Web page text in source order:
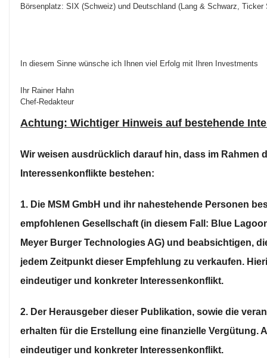
Börsenplatz: SIX (Schweiz) und Deutschland (Lang & Schwarz, Ticker
In diesem Sinne wünsche ich Ihnen viel Erfolg mit Ihren Investments
Ihr Rainer Hahn
Chef-Redakteur
Achtung: Wichtiger Hinweis auf bestehende
Wir weisen ausdrücklich darauf hin, dass im Rahmen
Interessenkonflikte bestehen:
1. Die MSM GmbH und ihr nahestehende Personen
empfohlenen Gesellschaft (in diesem Fall: Blue
Meyer Burger Technologies AG) und beabsichtigen,
jedem Zeitpunkt dieser Empfehlung zu verkaufen.
eindeutiger und konkreter Interessenkonflikt.
2. Der Herausgeber dieser Publikation, sowie die
erhalten für die Erstellung eine finanzielle Vergütung.
eindeutiger und konkreter Interessenkonflikt.